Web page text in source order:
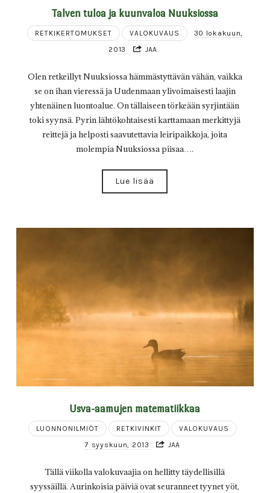
Talven tuloa ja kuunvaloa Nuuksiossa
RETKIKERTOMUKSET VALOKUVAUS
30 lokakuun,
2013
JAA
Olen retkeillyt Nuuksiossa hämmästyttävän vähän, vaikka
se on ihan vieressä ja Uudenmaan ylivoimaisesti laajin
yhtenäinen luontoalue. On tällaiseen törkeään syrjintään
toki syynsä. Pyrin lähtökohtaisesti karttamaan merkittyjä
reittejä ja helposti saavutettavia leiripaikkoja, joita
molempia Nuuksiossa piisaa….
Lue lisää
Usva-aamujen matematiikkaa
LUONNONILMIÖT RETKIVINKIT
VALOKUVAUS
7 syyskuun, 2013
JAA
Tällä viikolla valokuvaajia on hellitty täydellisillä
syyssäillä. Aurinkoisia päiviä ovat seuranneet tyynet yöt,